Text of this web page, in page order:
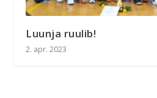
Luunja ruulib!
2. apr. 2023